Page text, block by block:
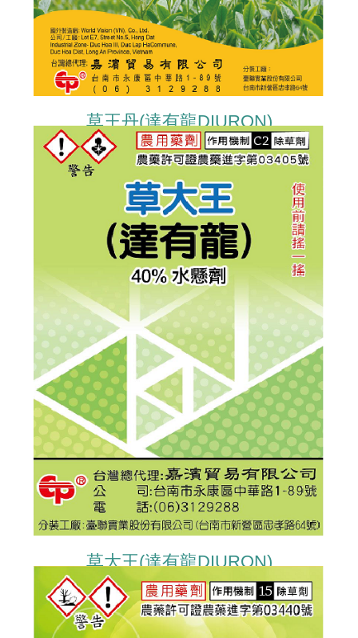
草王丹(達有龍DIURON)
草大王(達有龍DIURON)